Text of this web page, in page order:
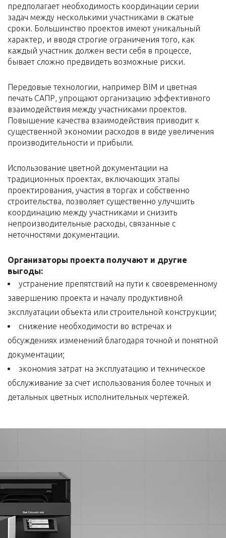
предполагает необходимость координации серии
задач между несколькими участниками в сжатые
сроки. Большинство проектов имеют уникальный
характер, и вводя строгие ограничения того, как
каждый участник должен вести себя в процессе,
бывает сложно предвидеть возможные риски.
Передовые технологии, например BIM и цветная
печать САПР, упрощают организацию эффективного
взаимодействия между участниками проектов.
Повышение качества взаимодействия приводит к
существенной экономии расходов в виде увеличения
производительности и прибыли.
Использование цветной документации на
традиционных проектах, включающих этапы
проектирования, участия в торгах и собственно
строительства, позволяет существенно улучшить
координацию между участниками и снизить
непроизводительные расходы, связанные с
неточностями документации.
Организаторы проекта получают и другие
выгоды:
устранение препятствий на пути к своевременному
завершению проекта и началу продуктивной
эксплуатации объекта или строительной конструкции;
снижение необходимости во встречах и
обсуждениях изменений благодаря точной и понятной
документации;
экономия затрат на эксплуатацию и техническое
обслуживание за счет использования более точных и
детальных цветных исполнительных чертежей.